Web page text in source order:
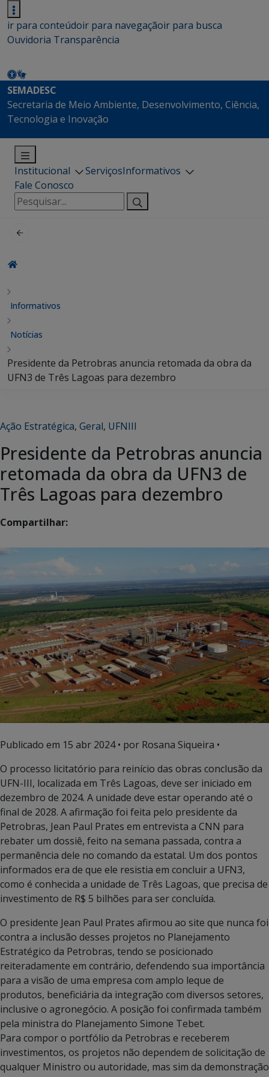
ir para conteúdoir para navegaçãoir para busca
Ouvidoria Transparência
SEMADESC
Secretaria de Meio Ambiente, Desenvolvimento, Ciência,
Tecnologia e Inovação
Institucional ServiçosInformativos
Fale Conosco
Pesquisar
por:
Informativos
Notícias
Presidente da Petrobras anuncia retomada da obra da
UFN3 de Três Lagoas para dezembro
Ação Estratégica, Geral, UFNIII
Presidente da Petrobras anuncia
retomada da obra da UFN3 de
Três Lagoas para dezembro
Compartilhar:
Publicado em 15 abr 2024• por Rosana Siqueira •
O processo licitatório para reinício das obras conclusão da
UFN-III, localizada em Três Lagoas, deve ser iniciado em
dezembro de 2024. A unidade deve estar operando até o
final de 2028. A afirmação foi feita pelo presidente da
Petrobras, Jean Paul Prates em entrevista a CNN para
rebater um dossiê, feito na semana passada, contra a
permanência dele no comando da estatal. Um dos pontos
informados era de que ele resistia em concluir a UFN3,
como é conhecida a unidade de Três Lagoas, que precisa de
investimento de R$ 5 bilhões para ser concluída.
O presidente Jean Paul Prates afirmou ao site que nunca foi
contra a inclusão desses projetos no Planejamento
Estratégico da Petrobras, tendo se posicionado
reiteradamente em contrário, defendendo sua importância
para a visão de uma empresa com amplo leque de
produtos, beneficiária da integração com diversos setores,
inclusive o agronegócio. A posição foi confirmada também
pela ministra do Planejamento Simone Tebet.
Para compor o portfólio da Petrobras e receberem
investimentos, os projetos não dependem de solicitação de
qualquer Ministro ou autoridade, mas sim da demonstração